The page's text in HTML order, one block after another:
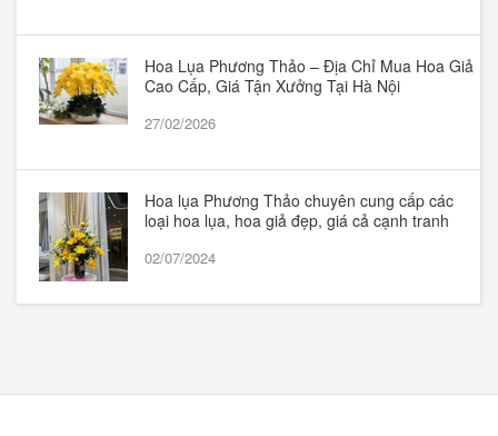
Hoa Lụa Phương Thảo – Địa Chỉ Mua Hoa Giả
Cao Cấp, Giá Tận Xưởng Tại Hà Nội
27/02/2026
Hoa lụa Phương Thảo chuyên cung cấp các
loại hoa lụa, hoa giả đẹp, giá cả cạnh tranh
02/07/2024